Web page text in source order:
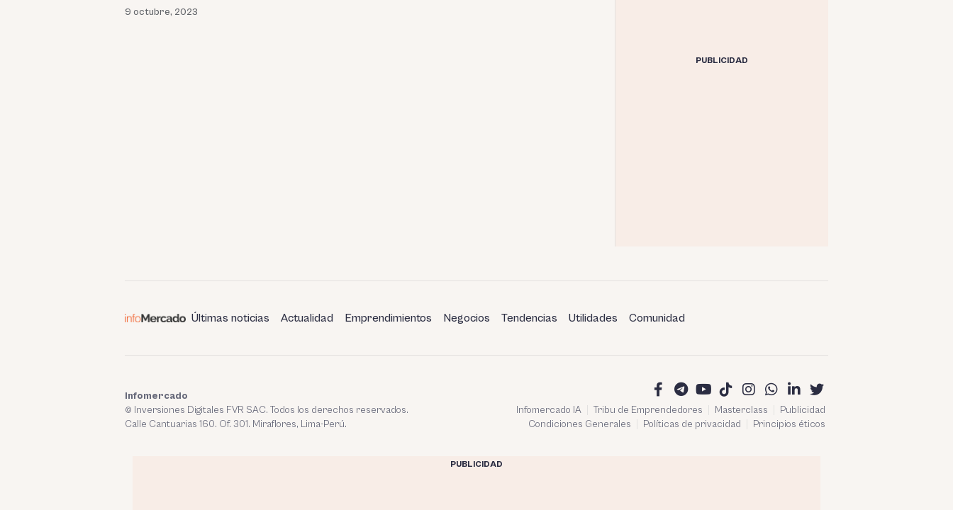
9 octubre, 2023
PUBLICIDAD
Últimas noticias Actualidad Emprendimientos Negocios Tendencias Utilidades Comunidad
Infomercado IA Tribu de Emprendedores Masterclass
Publicidad
Condiciones Generales
Políticas de privacidad Principios éticos
Infomercado
© Inversiones Digitales FVR SAC. Todos los derechos reservados.
Calle Cantuarias 160. Of. 301. Miraflores, Lima-Perú.
PUBLICIDAD